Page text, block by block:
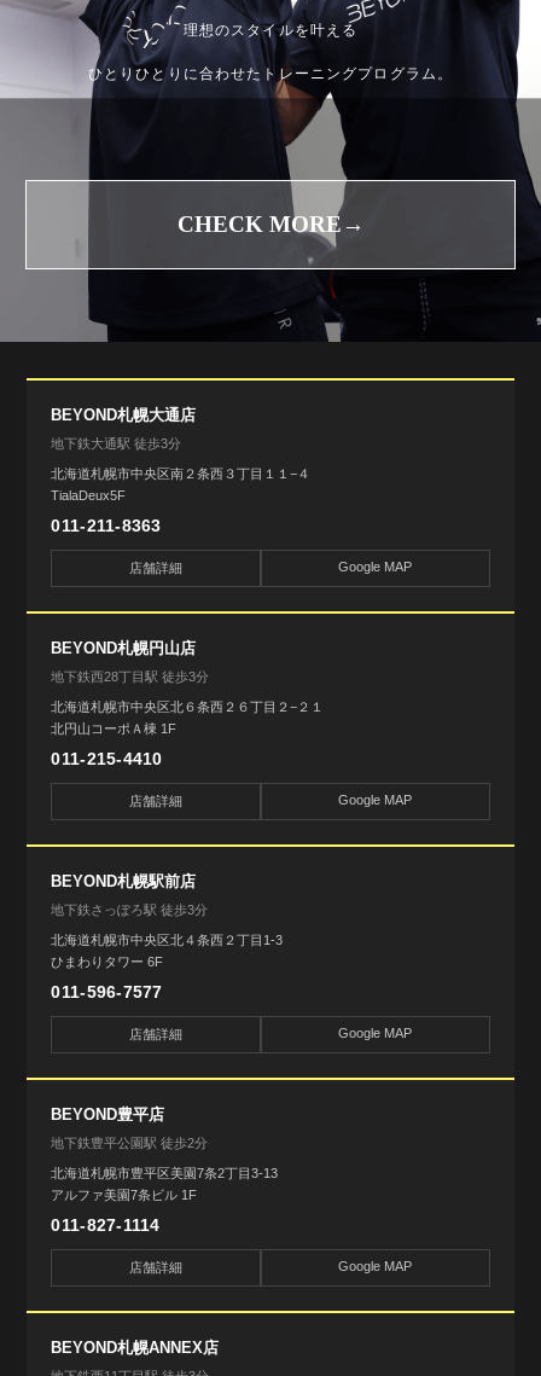
理想のスタイルを叶える
ひとりひとりに合わせたトレーニングプログラム。
CHECK MORE→
BEYOND札幌大通店
地下鉄大通駅 徒歩3分
北海道札幌市中央区南２条西３丁目１１−４
TialaDeux5F
011-211-8363
店舗詳細 Google MAP
BEYOND札幌円山店
地下鉄西28丁目駅 徒歩3分
北海道札幌市中央区北６条西２６丁目２−２１
北円山コーポＡ棟 1F
011-215-4410
店舗詳細 Google MAP
BEYOND札幌駅前店
地下鉄さっぽろ駅 徒歩3分
北海道札幌市中央区北４条西２丁目1-3
ひまわりタワー 6F
011-596-7577
店舗詳細 Google MAP
BEYOND豊平店
地下鉄豊平公園駅 徒歩2分
北海道札幌市豊平区美園7条2丁目3-13
アルファ美園7条ビル 1F
011-827-1114
店舗詳細 Google MAP
BEYOND札幌ANNEX店